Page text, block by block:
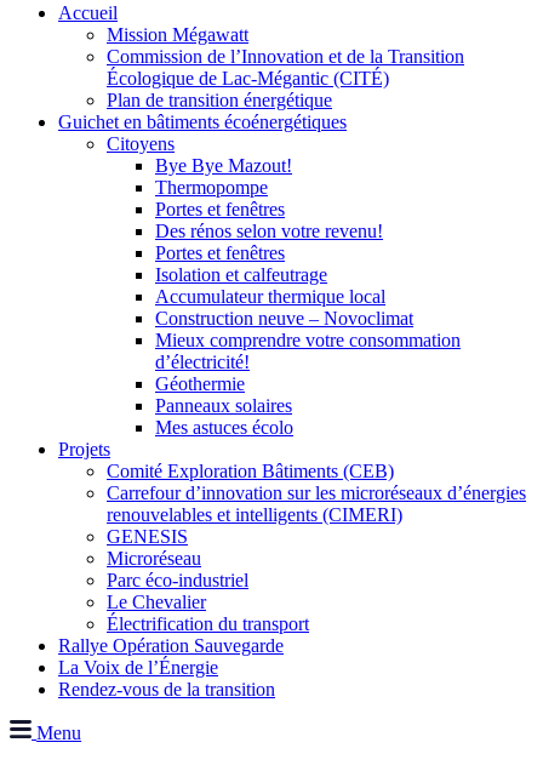
Accueil
Mission Mégawatt
Commission de l’Innovation et de la Transition
Écologique de Lac-Mégantic (CITÉ)
Plan de transition énergétique
Guichet en bâtiments écoénergétiques
Citoyens
Bye Bye Mazout!
Thermopompe
Portes et fenêtres
Des rénos selon votre revenu!
Portes et fenêtres
Isolation et calfeutrage
Accumulateur thermique local
Construction neuve – Novoclimat
Mieux comprendre votre consommation
d’électricité!
Géothermie
Panneaux solaires
Mes astuces écolo
Projets
Comité Exploration Bâtiments (CEB)
Carrefour d’innovation sur les microréseaux d’énergies
renouvelables et intelligents (CIMERI)
GENESIS
Microréseau
Parc éco-industriel
Le Chevalier
Électrification du transport
Rallye Opération Sauvegarde
La Voix de l’Énergie
Rendez-vous de la transition
Menu